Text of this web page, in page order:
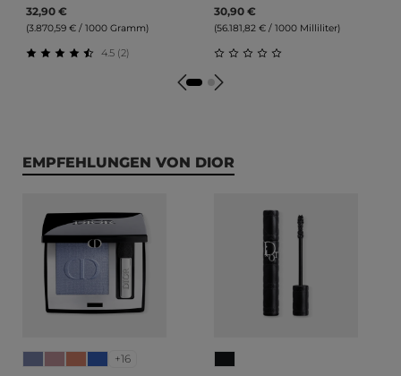
32,90 €
(3.870,59 € / 1000 Gramm)
Durchschnittliche Bewertung von 4.5 von 5 Sternen
4.5 (2)
30,90 €
(56.181,82 € / 1000 Milliliter)
Durchschnittliche
Produktgalerie überspringen
EMPFEHLUNGEN VON DIOR
+16